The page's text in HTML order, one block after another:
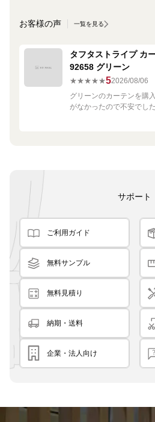
お客様の声 一覧を見る
タフタストライプ カ
92658 グリーン
★★★★★52026/08/06
グリーンのカーテンを購
がなかったので不安でし
サポート
ご利用ガイド
無料サンプル
無料見積り
納期・送料
企業・法人向け